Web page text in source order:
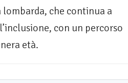
che continua a
con un percorso
età.